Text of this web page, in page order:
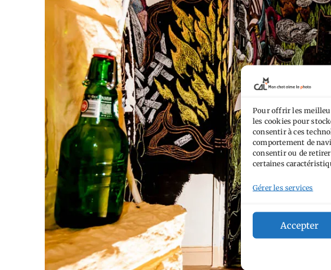
Pour offrir les
les cookies pour
consentir à ces
comportement de
consentir ou de
certaines
Gérer les services
Accepter